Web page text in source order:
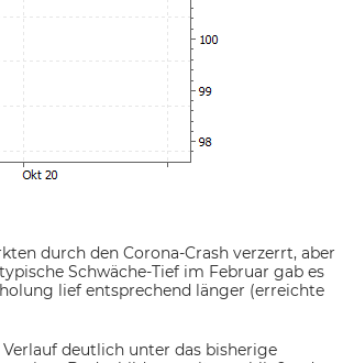
durch den Corona-Crash verzerrt, aber
Schwäche-Tief im Februar gab es
lief entsprechend länger (erreichte
deutlich unter das bisherige